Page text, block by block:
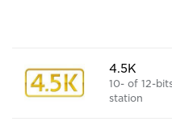
4.5K
10- of 12-
station